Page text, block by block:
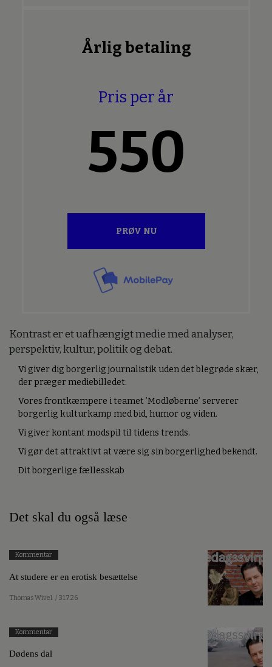
Årlig betaling
Pris per år
550
PRØV NU
Kontrast er et uafhængigt medie med analyser,
perspektiv, kultur, politik og debat.
Vi giver dig borgerlig journalistik uden det blegrøde skær,
der præger mediebilledet.
Vores frontkæmpere i teamet ’Modløberne’ serverer
borgerlig kulturkamp med bid, humor og viden.
Vi giver kontant modspil til tidens trends.
Vi gør det attraktivt at være sig sin borgerlighed bekendt.
Dit borgerlige fællesskab
Det skal du også læse
Kommentar
At studere er en erotisk besættelse
Thomas Wivel / 31.7.26
Kommentar
Dødens dal